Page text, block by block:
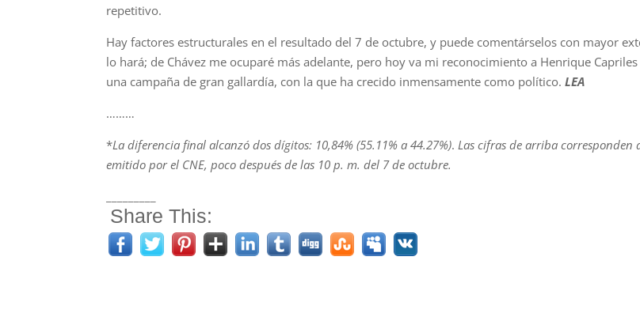
repetitivo.
Hay factores estructurales en el resultado del 7 de octubre, y puede comentárselos con mayor
lo hará; de Chávez me ocuparé más adelante, pero hoy va mi reconocimiento a Henrique
una campaña de gran gallardía, con la que ha crecido inmensamente como político.LEA
………
*La diferencia final alcanzó dos dígitos: 10,84% (55.11% a 44.27%).Las cifras de arriba corresponden
emitido por el CNE, poco después de las 10 p. m. del 7 de octubre.
Share This: